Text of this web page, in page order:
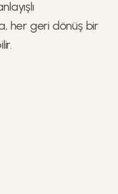
her geri dönüş bir